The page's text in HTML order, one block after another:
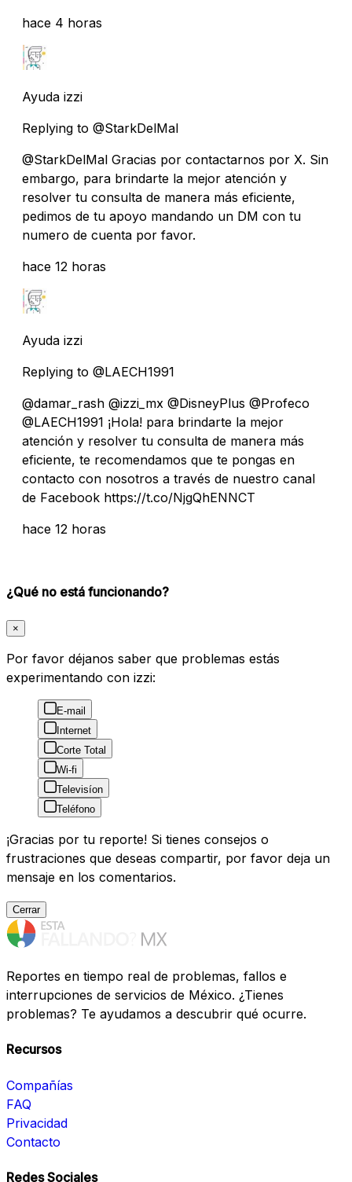
hace 4 horas
Ayuda izzi
Replying to @StarkDelMal
@StarkDelMal Gracias por contactarnos por X. Sin
embargo, para brindarte la mejor atención y
resolver tu consulta de manera más eficiente,
pedimos de tu apoyo mandando un DM con tu
numero de cuenta por favor.
hace 12 horas
Ayuda izzi
Replying to @LAECH1991
@damar_rash @izzi_mx @DisneyPlus @Profeco
@LAECH1991 ¡Hola! para brindarte la mejor
atención y resolver tu consulta de manera más
eficiente, te recomendamos que te pongas en
contacto con nosotros a través de nuestro canal
de Facebook https://t.co/NjgQhENNCT
hace 12 horas
¿Qué no está funcionando?
×
Por favor déjanos saber que problemas estás
experimentando con izzi:
E-mail
Internet
Corte Total
Wi-fi
Televisíon
Teléfono
¡Gracias por tu reporte! Si tienes consejos o
frustraciones que deseas compartir, por favor deja un
mensaje en los comentarios.
Cerrar
Reportes en tiempo real de problemas, fallos e
interrupciones de servicios de México. ¿Tienes
problemas? Te ayudamos a descubrir qué ocurre.
Recursos
Compañías
FAQ
Privacidad
Contacto
Redes Sociales